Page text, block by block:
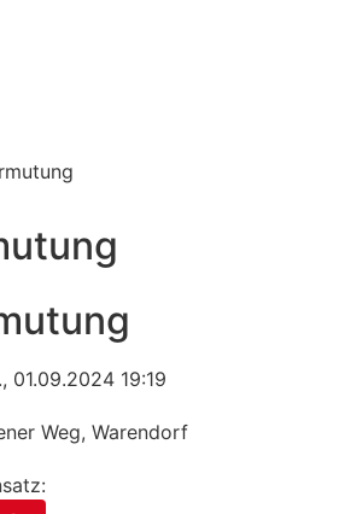
01.09.2024 19:19
Weg, Warendorf